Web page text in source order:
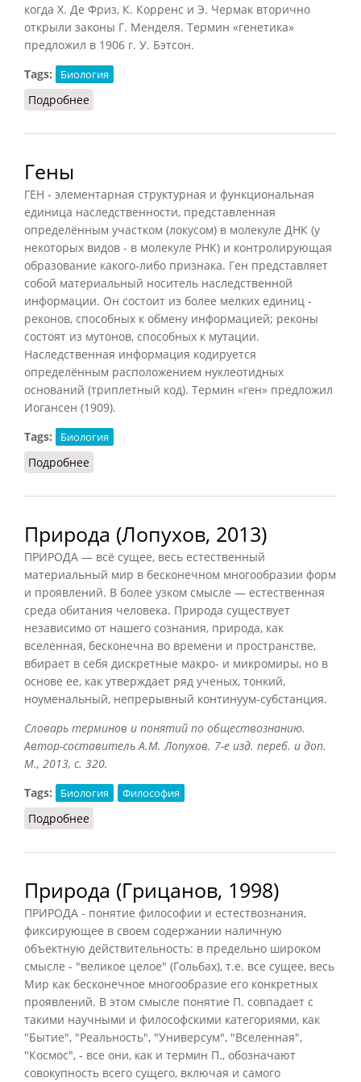
когда X. Де Фриз, К. Корренс и Э. Чермак вторично
открыли законы Г. Менделя. Термин «генетика»
предложил в 1906 г. У. Бэтсон.
Tags:
Биология
Подробнее
Гены
ГЕН - элементарная структурная и функциональная
единица наследственности, представленная
определённым участком (локусом) в молекуле ДНК (у
некоторых видов - в молекуле РНК) и контролирующая
образование какого-либо признака. Ген представляет
собой материальный носитель наследственной
информации. Он состоит из более мелких единиц -
реконов, способных к обмену информацией; реконы
состоят из мутонов, способных к мутации.
Наследственная информация кодируется
определённым расположением нуклеотидных
оснований (триплетный код). Термин «ген» предложил
Иогансен (1909).
Tags:
Биология
Подробнее
Природа (Лопухов, 2013)
ПРИРОДА — всё сущее, весь естественный
материальный мир в бесконечном многообразии форм
и проявлений. В более узком смысле — естественная
среда обитания человека. Природа существует
независимо от нашего сознания, природа, как
вселенная, бесконечна во времени и пространстве,
вбирает в себя дискретные макро- и микромиры, но в
основе ее, как утверждает ряд ученых, тонкий,
ноуменальный, непрерывный континуум-субстанция.
Словарь терминов и понятий по обществознанию.
Автор-составитель А.М. Лопухов. 7-е изд. переб. и доп.
М., 2013, с. 320.
Tags:
Биология Философия
Подробнее
Природа (Грицанов, 1998)
ПРИРОДА - понятие философии и естествознания,
фиксирующее в своем содержании наличную
объектную действительность: в предельно широком
смысле - "великое целое" (Гольбах), т.е. все сущее, весь
Мир как бесконечное многообразие его конкретных
проявлений. В этом смысле понятие П. совпадает с
такими научными и философскими категориями, как
"Бытие", "Реальность", "Универсум", "Вселенная",
"Космос", - все они, как и термин П., обозначают
совокупность всего сущего, включая и самого